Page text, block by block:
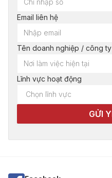
Email liên hệ
Tên doanh nghiệp / công ty
Lĩnh vực hoạt động